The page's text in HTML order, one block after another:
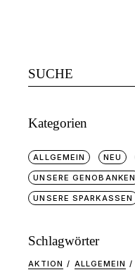
Search
for:
Kategorien
ALLGEMEIN NEU
UNSERE GENOBANKEN
UNSERE SPARKASSEN
Schlagwörter
AKTION ALLGEMEIN